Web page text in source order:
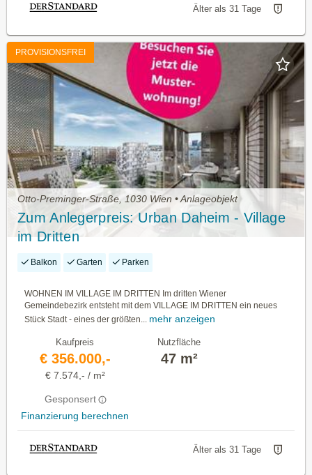
Älter als 31 Tage
PROVISIONSFREI
Otto-Preminger-Straße, 1030 Wien • Anlageobjekt
Zum Anlegerpreis: Urban Daheim - Village
im Dritten
Balkon Garten Parken
WOHNEN IM VILLAGE IM DRITTEN Im dritten Wiener
Gemeindebezirk entsteht mit dem VILLAGE IM DRITTEN ein neues
Stück Stadt - eines der größten... mehr anzeigen
Kaufpreis
€ 356.000,-
€ 7.574,- / m²
Gesponsert
Finanzierung berechnen
Nutzfläche
47 m²
Älter als 31 Tage